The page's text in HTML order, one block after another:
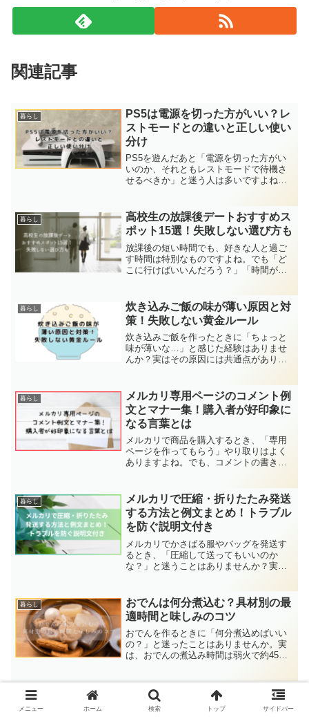
関連記事
暮らし
PS5は電源を切った方がいい？レ
ストモードとの違いと正しい使い
分け
PS5を遊んだあと「電源を切った方がい
いのか、それともレストモードで待機さ
せるべきか」と迷う人は多いですよね。
です。例えば、翌日すぐに遊ぶならレス
トモードが便利ですが、...
暮らし
高校生の放課後デートおすすめス
ポット15選！失敗しない選び方も
放課後の短い時間でも、好きな人と過ご
す時間は特別なものですよね。でも「ど
こに行けばいいんだろう？」「時間がな
新版の高校生におすすめの放課後デート
スポットを厳選して紹...
暮らし
炊き込みご飯の味が薄い原因と対
策！失敗しない黄金ルール
炊き込みご飯を作ったときに「ちょっと
味が薄いな…」と感じた経験はありませ
んか？実はその原因には共通点があり、
で解決できることが多いのです。本記事
では、炊き込みご飯が薄味...
暮らし
メルカリ専用ページのコメント例
文とマナー集！購入者が好印象に
なる言葉とは
メルカリで商品を購入するとき、「専用
ページを作ってもらう」やり取りはよく
ありますよね。でも、コメントの書き方
はずです。この記事では、そんな購入者
のために、専用ページをお願...
暮らし
メルカリで圧縮・折りたたみ発送
する方法と例文まとめ！トラブル
を防ぐ説明文付き
メルカリでかさばる服やバッグを発送す
るとき、「圧縮して送ってもいいのか
な？」と迷うことはありませんか？実
だし、商品によっては圧縮が向かないも
のもあり、説明不足のまま発送...
暮らし
おでんは何分煮込む？具材別の最
適時間と味しみのコツ
おでんを作るときに「何分煮込めばいい
の？」と迷ったことはありませんか。実
は、おでんの煮込み時間は弱火で約45分
っくり煮る必要がある一方、はんぺんは
温める程度で十分です。...
メニュー ホーム 検索 トップ サイドバー